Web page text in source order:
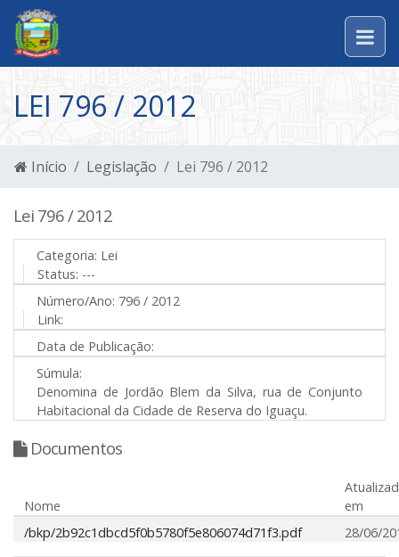
LEI 796 / 2012
Início Legislação Lei 796 / 2012
Lei 796 / 2012
Categoria: Lei
Status: ---
Número/Ano: 796 / 2012
Link:
Data de Publicação:
Súmula:
Denomina de Jordão Blem da Silva, rua de Conjunto
Habitacional da Cidade de Reserva do Iguaçu.
Documentos
Nome
em
/bkp/2b92c1dbcd5f0b5780f5e806074d71f3.pdf
28/06/